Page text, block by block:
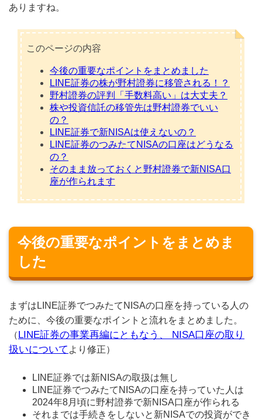
ありますね。
このページの内容
今後の重要なポイントをまとめました
LINE証券の株が野村證券に移管される！？
野村證券の評判「手数料高い」は大丈夫？
株や投資信託の移管先は野村證券でいい
の？
LINE証券で新NISAは使えないの？
LINE証券のつみたてNISAの口座はどうなる
の？
そのまま放っておくと野村證券で新NISA口
座が作られます
今後の重要なポイントをまとめま
した
まずはLINE証券でつみたてNISAの口座を持っている人の
ために、今後の重要なポイントと流れをまとめました。
（LINE証券の事業再編にともなう、 NISA口座の取り
扱いについて より修正）
LINE証券では新NISAの取扱は無し
LINE証券でつみたてNISAの口座を持っていた人は
2024年8月頃に野村證券で新NISA口座が作られる
それまでは手続きをしないと新NISAでの投資ができ